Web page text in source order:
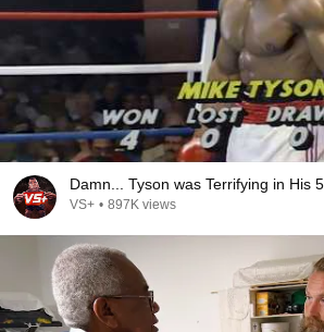
Damn... Tyson was Terrifying in His
VS+ • 897K views